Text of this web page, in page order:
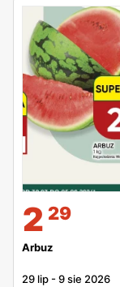
2 29
Arbuz
29 lip -9 sie 2026